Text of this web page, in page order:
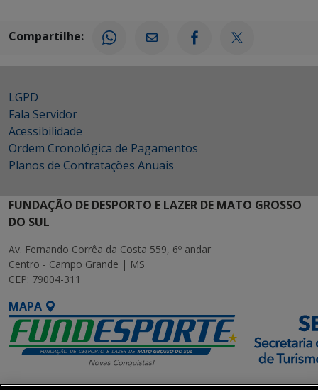
Compartilhe:
LGPD
Fala Servidor
Acessibilidade
Ordem Cronológica de Pagamentos
Planos de Contratações Anuais
FUNDAÇÃO DE DESPORTO E LAZER DE MATO GROSSO
DO SUL
Av. Fernando Corrêa da Costa 559, 6º andar
Centro - Campo Grande | MS
CEP: 79004-311
MAPA